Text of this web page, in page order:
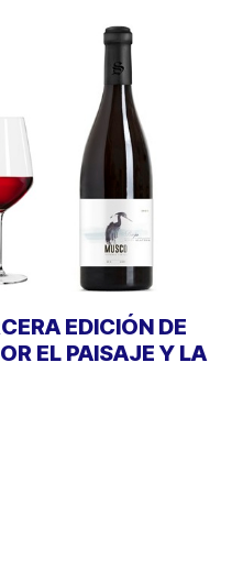
EDICIÓN DE
EL PAISAJE Y LA